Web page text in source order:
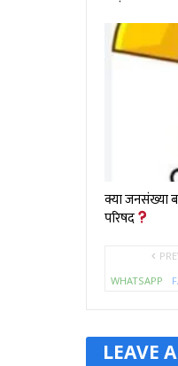
क्या जनसंख्या
परिषद
WHATSAPP
LEAVE